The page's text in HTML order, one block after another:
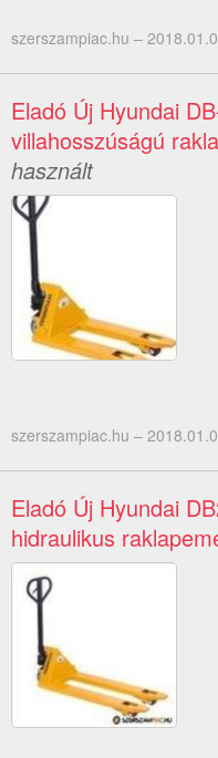
szerszampiac.hu –
Eladó Új Hyundai
villahosszúságú
használt
szerszampiac.hu –
Eladó Új Hyundai
hidraulikus